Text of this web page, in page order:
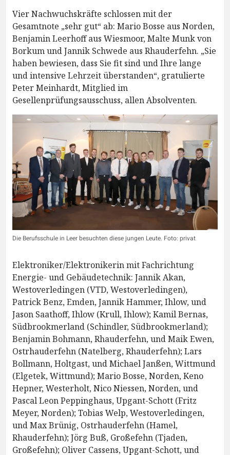
Vier Nachwuchskräfte schlossen mit der
Gesamtnote „sehr gut“ ab: Mario Bosse aus Norden,
Benjamin Leerhoff aus Wiesmoor, Malte Munk von
Borkum und Jannik Schwede aus Rhauderfehn. „Sie
haben bewiesen, dass Sie fit sind und Ihre lange
und intensive Lehrzeit überstanden“, gratulierte
Peter Meinhardt, Mitglied im
Gesellenprüfungsausschuss, allen Absolventen.
Die Berufsschule in Leer besuchten diese jungen Leute. Foto: privat
Elektroniker/Elektronikerin mit Fachrichtung
Energie- und Gebäudetechnik: Jannik Akan,
Westoverledingen (VTD, Westoverledingen),
Patrick Benz, Emden, Jannik Hammer, Ihlow, und
Jason Saathoff, Ihlow (Krull, Ihlow); Kamil Bernas,
Südbrookmerland (Schindler, Südbrookmerland);
Benjamin Bohmann, Rhauderfehn, und Maik Ewen,
Ostrhauderfehn (Natelberg, Rhauderfehn); Lars
Bollmann, Holtgast, und Michael Janßen, Wittmund
(Elgetek, Wittmund); Mario Bosse, Norden, Keno
Hepner, Westerholt, Nico Niessen, Norden, und
Pascal Leon Peppinghaus, Upgant-Schott (Fritz
Meyer, Norden); Tobias Welp, Westoverledingen,
und Max Brünig, Ostrhauderfehn (Hamel,
Rhauderfehn); Jörg Buß, Großefehn (Tjaden,
Großefehn); Oliver Cassens, Upgant-Schott, und